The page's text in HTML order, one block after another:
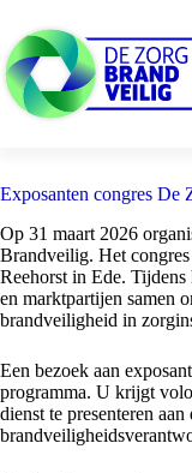
naar
de
inhoud
Exposanten congres De
Op 31 maart 2026
Brandveilig. Het
Reehorst in Ede.
en marktpartijen samen
brandveiligheid in
Een bezoek aan
programma. U krijgt
dienst te presenteren